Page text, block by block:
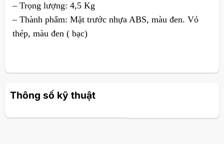
– Trọng lượng: 4,5 Kg
– Thành phẩm: Mặt trước nhựa ABS, màu đen. Vỏ
thép, màu đen ( bạc)
Thông số kỹ thuật